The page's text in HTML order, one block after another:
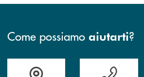
Come possiamo aiutarti?
Accedi all' elenco completo delle filiali .
Hai bisogno di